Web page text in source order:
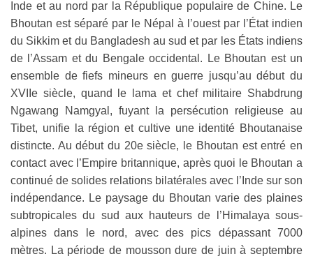
Inde et au nord par la République populaire de Chine. Le
Bhoutan est séparé par le Népal à l’ouest par l’État indien
du Sikkim et du Bangladesh au sud et par les États indiens
de l’Assam et du Bengale occidental. Le Bhoutan est un
ensemble de fiefs mineurs en guerre jusqu’au début du
XVIIe siècle, quand le lama et chef militaire Shabdrung
Ngawang Namgyal, fuyant la persécution religieuse au
Tibet, unifie la région et cultive une identité Bhoutanaise
distincte. Au début du 20e siècle, le Bhoutan est entré en
contact avec l’Empire britannique, après quoi le Bhoutan a
continué de solides relations bilatérales avec l’Inde sur son
indépendance. Le paysage du Bhoutan varie des plaines
subtropicales du sud aux hauteurs de l’Himalaya sous-
alpines dans le nord, avec des pics dépassant 7000
mètres. La période de mousson dure de juin à septembre